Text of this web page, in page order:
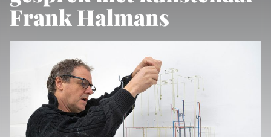
Frank Halmans